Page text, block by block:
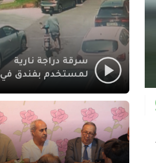
الفاسي بمراكش
سرقة دراجة نارية
لمستخدم بفندق في
بمراكش